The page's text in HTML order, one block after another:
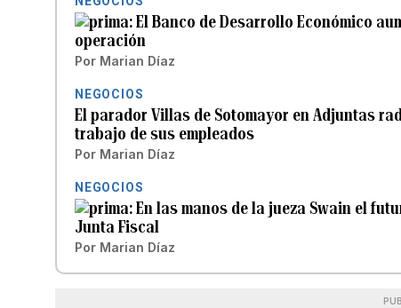
El Banco de Desarrollo Económico
operación
Por Marian Díaz
NEGOCIOS
El parador Villas de Sotomayor en Adjuntas
trabajo de sus empleados
Por Marian Díaz
NEGOCIOS
En las manos de la jueza Swain el
Junta Fiscal
Por Marian Díaz